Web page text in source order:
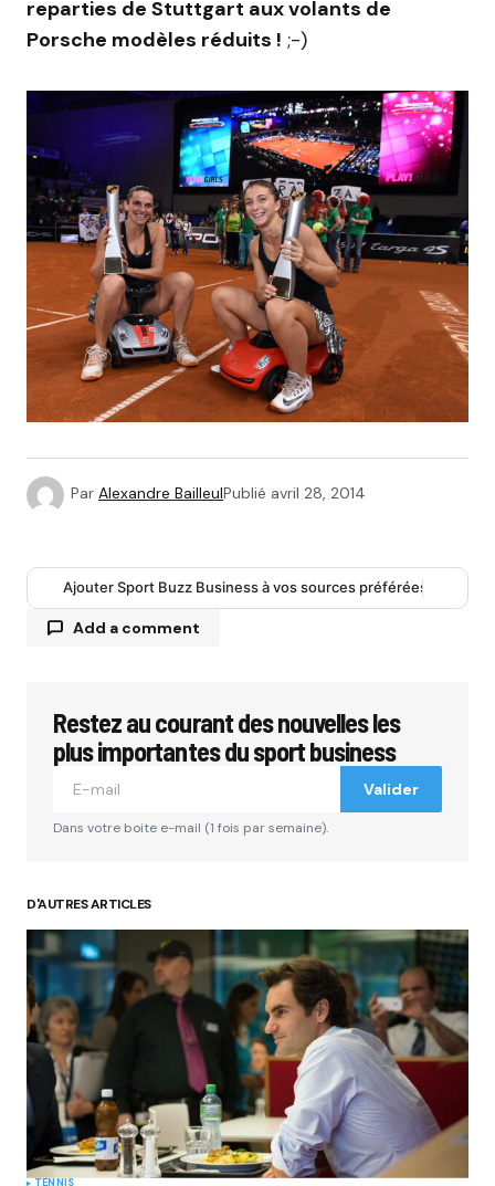
reparties de Stuttgart aux volants de
Porsche modèles réduits ! ;-)
Par Alexandre BailleulPublié avril 28, 2014
Ajouter Sport Buzz Business à vos sources préférées
Add a comment
Votre adresse e-mail ne sera pas publiée.Les
champs obligatoires sont indiqués avec*
Your Name
Your E-mail
Submit Comment
Restez au courant des nouvelles les
plus importantes du sport business
Valider
Dans votre boite e-mail (1 fois par semaine).
D'AUTRES ARTICLES
TENNIS